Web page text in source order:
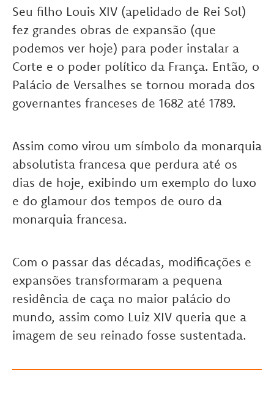
Seu filho Louis XIV (apelidado de Rei Sol)
fez grandes obras de expansão (que
podemos ver hoje) para poder instalar a
Corte e o poder político da França. Então, o
Palácio de Versalhes se tornou morada dos
governantes franceses de 1682 até 1789.
Assim como virou um símbolo da monarquia
absolutista francesa que perdura até os
dias de hoje, exibindo um exemplo do luxo
e do glamour dos tempos de ouro da
monarquia francesa.
Com o passar das décadas, modificações e
expansões transformaram a pequena
residência de caça no maior palácio do
mundo, assim como Luiz XIV queria que a
imagem de seu reinado fosse sustentada.